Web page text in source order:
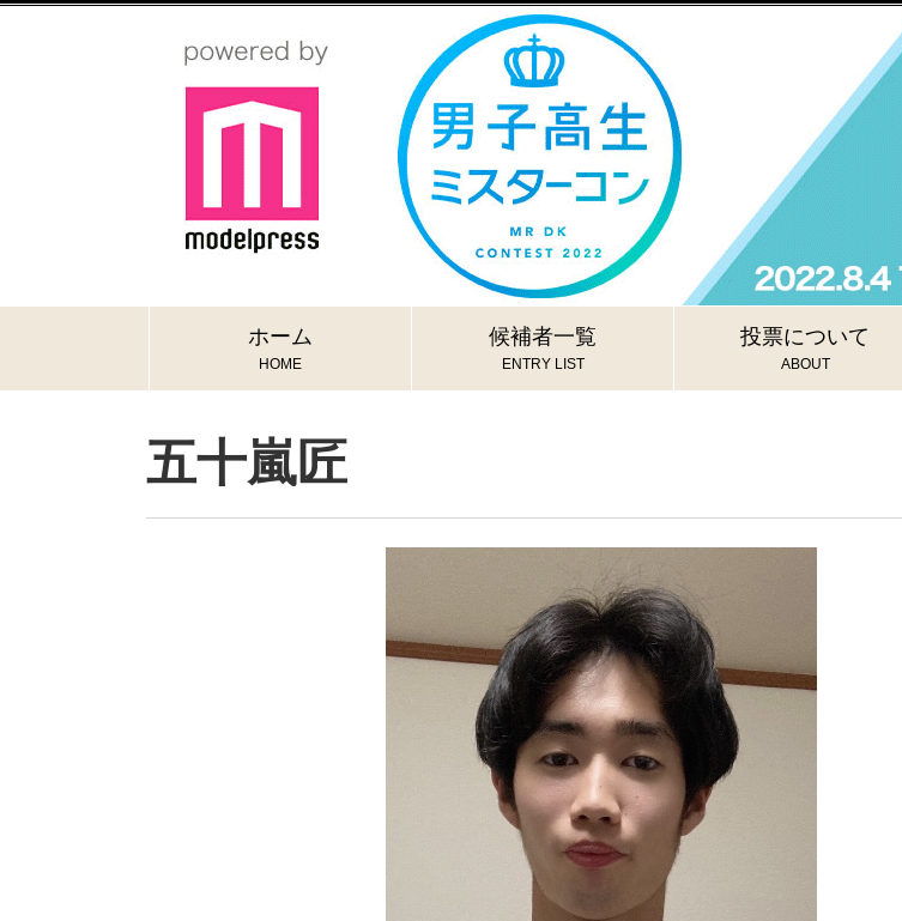
ホーム
HOME
候補者一覧
ENTRY LIST
投票について
ABOUT
五十嵐匠